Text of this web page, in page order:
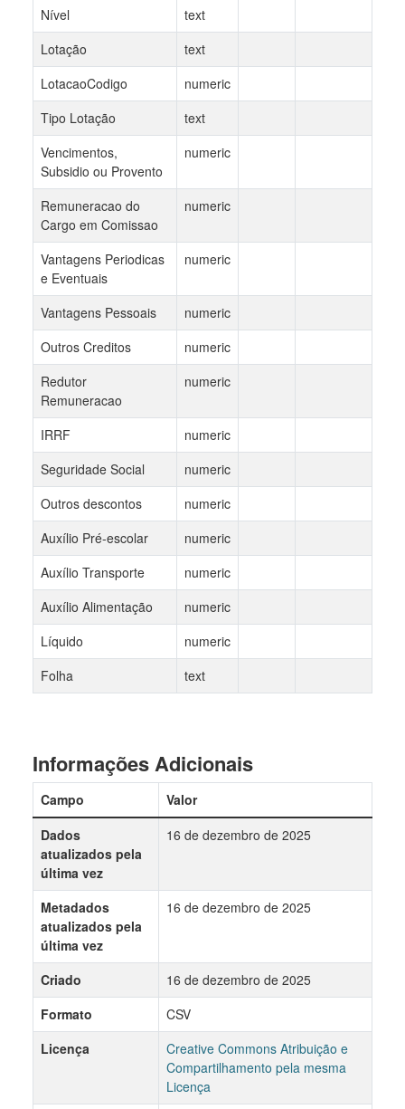
Nível
text
Lotação
text
LotacaoCodigo
numeric
Tipo Lotação
text
Vencimentos,
Subsidio ou Provento
numeric
Remuneracao do
Cargo em Comissao
numeric
Vantagens Periodicas
e Eventuais
numeric
Vantagens Pessoais
numeric
Outros Creditos
numeric
Redutor
Remuneracao
numeric
IRRF
numeric
Seguridade Social
numeric
Outros descontos
numeric
Auxílio Pré-escolar
numeric
Auxílio Transporte
numeric
Auxílio Alimentação
numeric
Líquido
numeric
Folha
text
Informações Adicionais
Campo
Valor
Dados
atualizados pela
última vez
16 de dezembro de 2025
Metadados
atualizados pela
última vez
16 de dezembro de 2025
Criado
16 de dezembro de 2025
Formato
CSV
Licença
Creative Commons Atribuição e
Compartilhamento pela mesma
Licença